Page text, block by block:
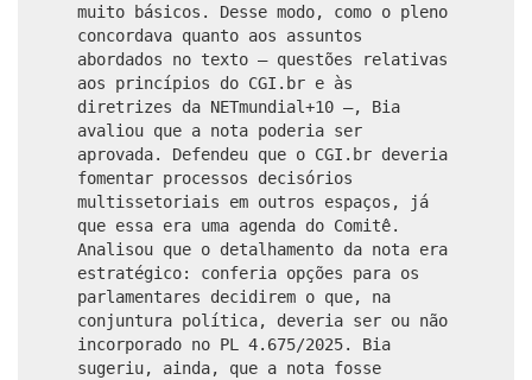
muito básicos. Desse modo, como o pleno
concordava quanto aos assuntos
abordados no texto – questões relativas
aos princípios do CGI.br e às
diretrizes da NETmundial+10 –, Bia
avaliou que a nota poderia ser
aprovada. Defendeu que o CGI.br deveria
fomentar processos decisórios
multissetoriais em outros espaços, já
que essa era uma agenda do Comitê.
Analisou que o detalhamento da nota era
estratégico: conferia opções para os
parlamentares decidirem o que, na
conjuntura política, deveria ser ou não
incorporado no PL 4.675/2025. Bia
sugeriu, ainda, que a nota fosse